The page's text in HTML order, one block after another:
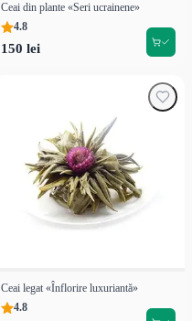
Ceai din plante «Seri ucrainene»
4.8
150 lei
Ceai legat «Înflorire luxuriantă»
4.8